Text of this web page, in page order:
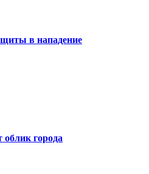
в нападение
города